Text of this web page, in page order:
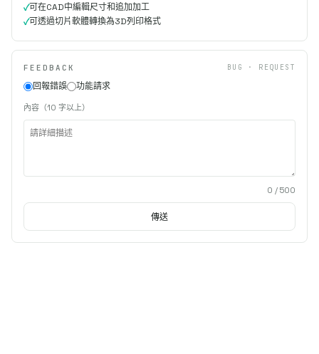
可在CAD中編輯尺寸和追加加工
可透過切片軟體轉換為3D列印格式
FEEDBACK BUG · REQUEST
回報錯誤 功能請求
內容（10 字以上）
0 / 500
傳送